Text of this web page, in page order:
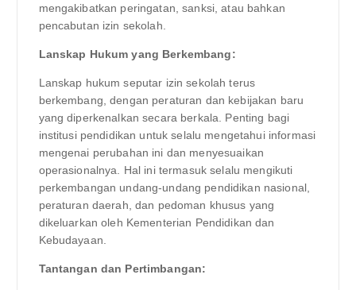
mengakibatkan peringatan, sanksi, atau bahkan
pencabutan izin sekolah.
Lanskap Hukum yang Berkembang:
Lanskap hukum seputar izin sekolah terus
berkembang, dengan peraturan dan kebijakan baru
yang diperkenalkan secara berkala. Penting bagi
institusi pendidikan untuk selalu mengetahui informasi
mengenai perubahan ini dan menyesuaikan
operasionalnya. Hal ini termasuk selalu mengikuti
perkembangan undang-undang pendidikan nasional,
peraturan daerah, dan pedoman khusus yang
dikeluarkan oleh Kementerian Pendidikan dan
Kebudayaan.
Tantangan dan Pertimbangan: